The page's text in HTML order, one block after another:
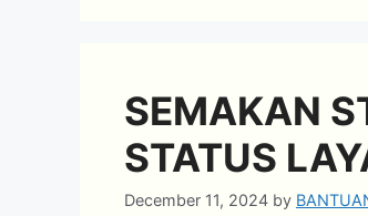
SEMAKAN
STATUS
December 11, 2024 by